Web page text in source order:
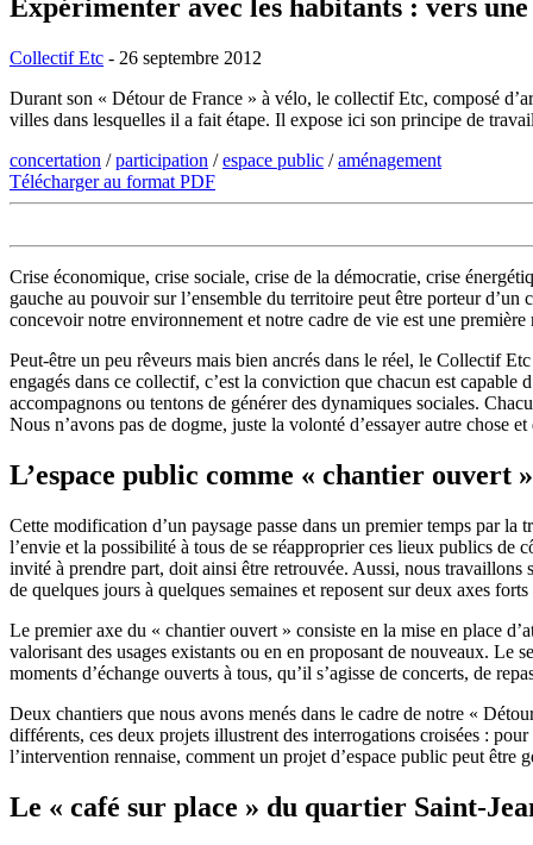
Expérimenter avec les habitants : vers
Collectif Etc - 26 septembre 2012
Durant son « Détour de France » à vélo, le collectif Etc, composé
villes dans lesquelles il a fait étape. Il expose ici son principe de
concertation /participation /espace public /aménagement
Télécharger au format PDF
Crise économique, crise sociale, crise de la démocratie, crise
gauche au pouvoir sur l’ensemble du territoire peut être porteur
concevoir notre environnement et notre cadre de vie est une
Peut-être un peu rêveurs mais bien ancrés dans le réel, le Collectif
engagés dans ce collectif, c’est la conviction que chacun est
accompagnons ou tentons de générer des dynamiques sociales.
Nous n’avons pas de dogme, juste la volonté d’essayer autre chose
L’espace public comme « chantier ouvert »
Cette modification d’un paysage passe dans un premier temps par
l’envie et la possibilité à tous de se réapproprier ces lieux publics
invité à prendre part, doit ainsi être retrouvée. Aussi, nous travaillons
de quelques jours à quelques semaines et reposent sur deux axes
Le premier axe du « chantier ouvert » consiste en la mise en place
valorisant des usages existants ou en en proposant de nouveaux. Le
moments d’échange ouverts à tous, qu’il s’agisse de concerts, de
Deux chantiers que nous avons menés dans le cadre de notre «
différents, ces deux projets illustrent des interrogations croisées :
l’intervention rennaise, comment un projet d’espace public peut être
Le « café sur place » du quartier Saint-